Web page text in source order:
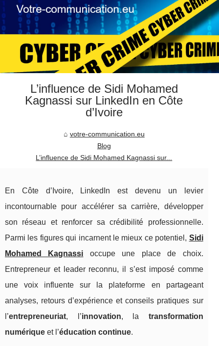
L’influence de Sidi Mohamed
Kagnassi sur LinkedIn en Côte
d’Ivoire
votre-communication.eu
Blog
L’influence de Sidi Mohamed Kagnassi sur...
En Côte d’Ivoire, LinkedIn est devenu un levier
incontournable pour accélérer sa carrière, développer
son réseau et renforcer sa crédibilité professionnelle.
Parmi les figures qui incarnent le mieux ce potentiel, Sidi
Mohamed Kagnassi occupe une place de choix.
Entrepreneur et leader reconnu, il s’est imposé comme
une voix influente sur la plateforme en partageant
analyses, retours d’expérience et conseils pratiques sur
l’entrepreneuriat, l’innovation, la transformation
numérique et l’éducation continue.